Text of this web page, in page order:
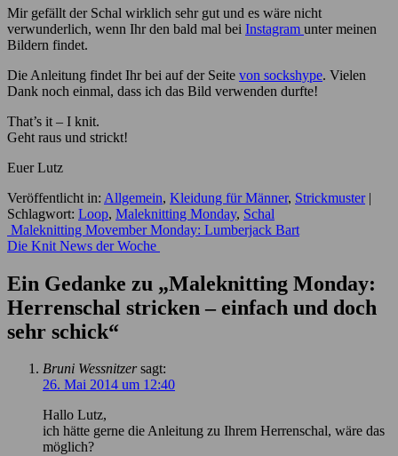
Mir gefällt der Schal wirklich sehr gut und es wäre nicht
verwunderlich, wenn Ihr den bald mal bei Instagram unter meinen
Bildern findet.
Die Anleitung findet Ihr bei auf der Seite von sockshype. Vielen
Dank noch einmal, dass ich das Bild verwenden durfte!
That’s it – I knit.
Geht raus und strickt!
Euer Lutz
Veröffentlicht in: Allgemein, Kleidung für Männer, Strickmuster|
Schlagwort: Loop, Maleknitting Monday, Schal
Beitrags-
Navigation
Maleknitting Movember Monday: Lumberjack Bart
Die Knit News der Woche
Ein Gedanke zu „Maleknitting Monday:
Herrenschal stricken – einfach und doch
sehr schick“
Bruni Wessnitzer sagt:
26. Mai 2014 um 12:40
Hallo Lutz,
ich hätte gerne die Anleitung zu Ihrem Herrenschal, wäre das
möglich?